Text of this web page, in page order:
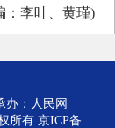
：李叶、黄瑾)
办：人民网
所有 京ICP备